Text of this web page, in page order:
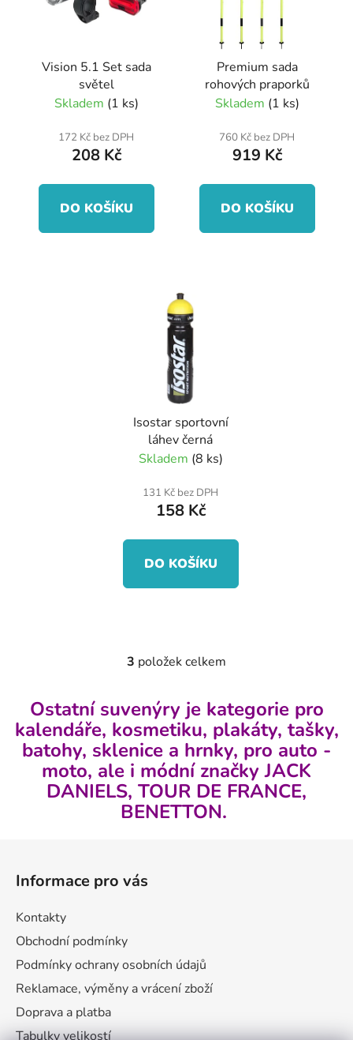
Vision 5.1 Set sada
světel
Skladem (1 ks)
172 Kč bez DPH
208 Kč
DO KOŠÍKU
Premium sada
rohových praporků
Skladem (1 ks)
760 Kč bez DPH
919 Kč
DO KOŠÍKU
Isostar sportovní
láhev černá
Skladem (8 ks)
131 Kč bez DPH
158 Kč
DO KOŠÍKU
O
l
á
d
a
c
í
p
r
s
u
3 položek celkem
Ostatní suvenýry je kategorie pro
kalendáře, kosmetiku, plakáty, tašky,
batohy, sklenice a hrnky, pro auto -
moto, ale i módní značky JACK
DANIELS, TOUR DE FRANCE,
BENETTON.
Informace pro vás
Kontakty
Obchodní podmínky
Podmínky ochrany osobních údajů
Reklamace, výměny a vrácení zboží
Doprava a platba
Tabulky velikostí